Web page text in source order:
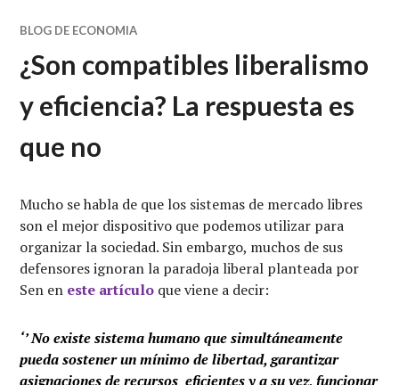
BLOG DE ECONOMIA
¿Son compatibles liberalismo
y eficiencia? La respuesta es
que no
Mucho se habla de que los sistemas de mercado libres
son el mejor dispositivo que podemos utilizar para
organizar la sociedad. Sin embargo, muchos de sus
defensores ignoran la paradoja liberal planteada por
Sen en este artículo que viene a decir:
‘’ No existe sistema humano que simultáneamente
pueda sostener un mínimo de libertad, garantizar
asignaciones de recursos eficientes y a su vez, funcionar